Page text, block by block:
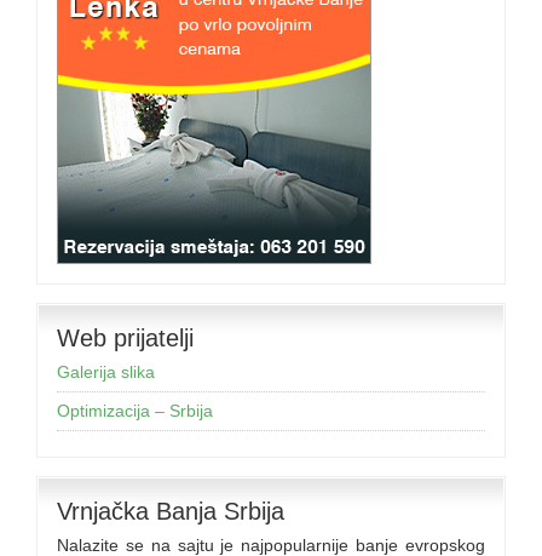
Web prijatelji
Galerija slika
Optimizacija – Srbija
Vrnjačka Banja Srbija
Nalazite se na sajtu je najpopularnije banje evropskog